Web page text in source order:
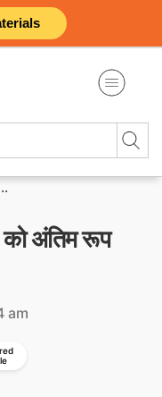
को अंतिम रूप
am